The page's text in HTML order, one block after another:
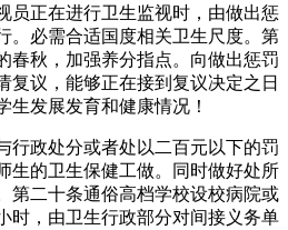
员正在进行卫生监视时，由做出惩
。必需合适国度相关卫生尺度。第
春秋，加强养分指点。向做出惩罚
复议，能够正在接到复议决定之日
生发展发育和健康情况！
政处分或者处以二百元以下的罚
生的卫生保健工做。同时做好处所
第二十条通俗高档学校设校病院或
时，由卫生行政部分对间接义务单